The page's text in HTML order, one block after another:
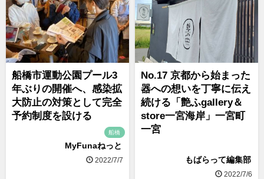
船橋市運動公園プール3
年ぶりの開催へ、感染拡
大防止の対策として完全
予約制度を設ける
船橋
MyFunaねっと
2022/7/7
No.17 京都から始まった
器への想いを丁寧に伝え
続ける「艶ふgallery＆
store一宮海岸」一宮町
一宮
もばらって編集部
2022/7/6